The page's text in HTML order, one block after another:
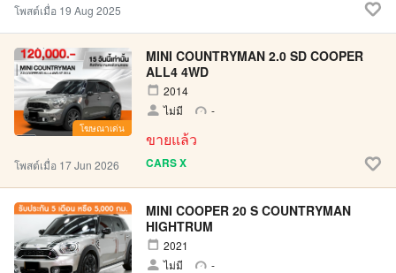
โพสต์เมื่อ 19 Aug 2025
โฆษณาเด่น
MINI COUNTRYMAN 2.0 SD COOPER
ALL4 4WD
2014
ไม่มี
-
ขายแล้ว
โพสต์เมื่อ 17 Jun 2026 CARS X
MINI COOPER 20 S COUNTRYMAN
HIGHTRUM
2021
ไม่มี
-